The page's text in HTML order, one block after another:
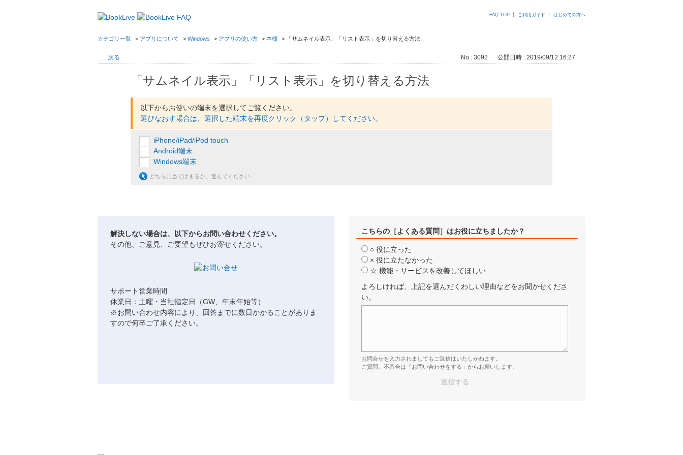
FAQ TOP ご利用ガイド はじめての方へ
カテゴリ一覧 > アプリについて > Windows > アプリの使い方 > 本棚 > 「サムネイル表示」「リスト表示」を切り替える方法
戻る No : 3092 公開日時 : 2019/09/12 16:27
「サムネイル表示」「リスト表示」を切り替える方法
以下からお使いの端末を選択してご覧ください。
選びなおす場合は、選択した端末を再度クリック（タップ）してください。
iPhone/iPad/iPod touch
Android端末
Windows端末
どちらに当てはまるか、選んでください
解決しない場合は、以下からお問い合わせください。
その他、ご意見、ご要望もぜひお寄せください。
サポート営業時間
休業日：土曜・当社指定日（GW、年末年始等）
※お問い合わせ内容により、回答までに数日かかることがありま
すので何卒ご了承ください。
こちらの［よくある質問］はお役に立ちましたか？
○ 役に立った
× 役に立たなかった
☆ 機能・サービスを改善してほしい
よろしければ、上記を選んだくわしい理由などをお聞かせくださ
い。
お問合せを入力されましてもご返信はいたしかねます。
ご質問、不具合は「お問い合わせをする」からお願いします。